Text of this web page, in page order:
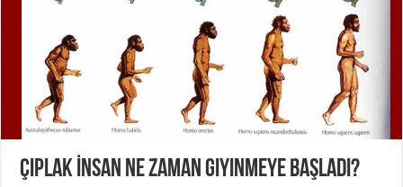
Çıplak İnsan Ne Zaman Giyinmeye Başladı?